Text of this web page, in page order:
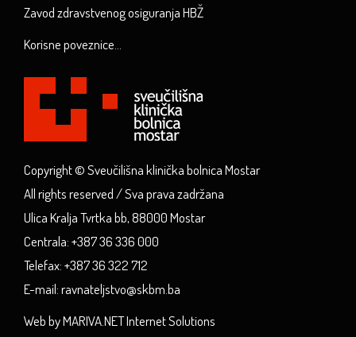
Zavod zdravstvenog osiguranja HBŽ
Korisne poveznice...
Copyright © Sveučilišna klinička bolnica Mostar
All rights reserved / Sva prava zadržana
Ulica Kralja Tvrtka bb, 88000 Mostar
Centrala: +387 36 336 000
Telefax: +387 36 322 712
E-mail: ravnateljstvo@skbm.ba
Web by MARIVA.NET Internet Solutions